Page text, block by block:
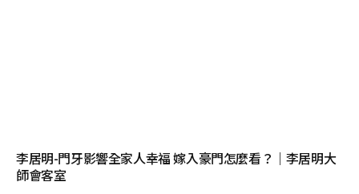
李居明-門牙影響全家人幸福 嫁入豪門怎麼看？｜李居明大
師會客室